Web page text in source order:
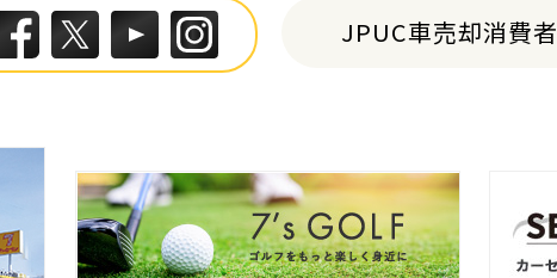
JPUC車売却消費